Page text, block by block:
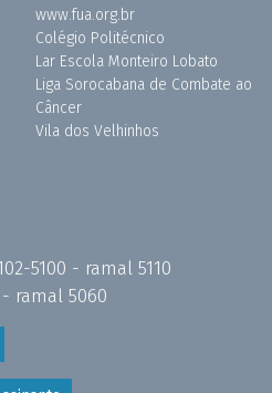
www.fua.org.br
Colégio Politécnico
Lar Escola Monteiro Lobato
Liga Sorocabana de Combate ao
Câncer
Vila dos Velhinhos
5100 - ramal 5110
- ramal 5060